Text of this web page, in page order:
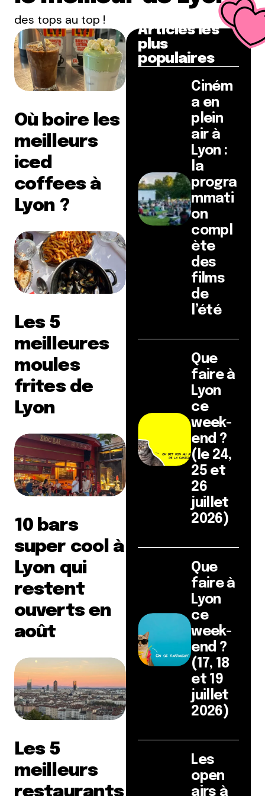
des tops au top !
Où boire les
meilleurs
iced
coffees à
Lyon ?
Les 5
meilleures
moules
frites de
Lyon
10 bars
super cool à
Lyon qui
restent
ouverts en
août
Les 5
meilleurs
restaurants
Articles les
plus
populaires
Ciném
a en
plein
air à
Lyon :
la
progra
mmati
on
compl
ète
des
films
de
l’été
Que
faire à
Lyon
ce
week-
end ?
(le 24,
25 et
26
juillet
2026)
Que
faire à
Lyon
ce
week-
end ?
(17, 18
et 19
juillet
2026)
Les
open
airs à